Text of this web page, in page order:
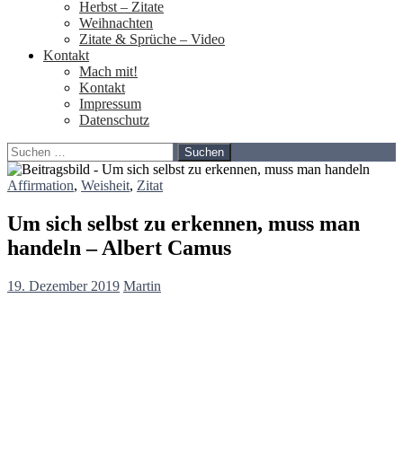
Herbst – Zitate
Weihnachten
Zitate & Sprüche – Video
Kontakt
Mach mit!
Kontakt
Impressum
Datenschutz
Suchen
nach:
Affirmation, Weisheit, Zitat
Um sich selbst zu erkennen, muss man
handeln – Albert Camus
19. Dezember 2019 Martin